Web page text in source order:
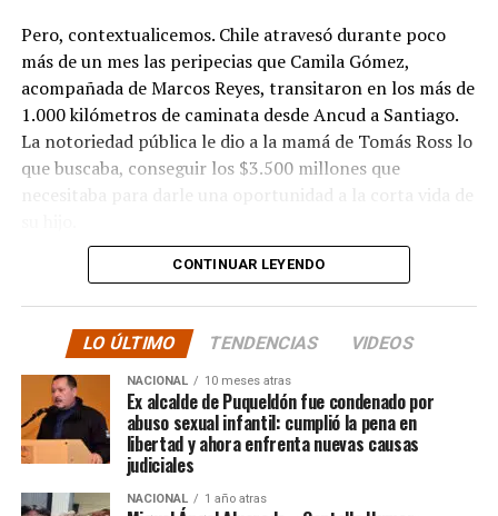
Pero, contextualicemos. Chile atravesó durante poco
más de un mes las peripecias que Camila Gómez,
acompañada de Marcos Reyes, transitaron en los más de
1.000 kilómetros de caminata desde Ancud a Santiago.
La notoriedad pública le dio a la mamá de Tomás Ross lo
que buscaba, conseguir los $3.500 millones que
necesitaba para darle una oportunidad a la corta vida de
La solidaridad y empatía de los chilenos en cada paso
sino que se superó con creces. De hecho, el último
cómputo dado a conocer reveló la suma total de
$3.689.545.200.
Según Camila Gómez, el excedente de casi $200
millones sería destinadopara los costos médicos
asociados al suministro del Elevidys «porque los 3.500
millonessolo incluye el frasco del fármaco y no los
CONTINUAR LEYENDO
LO ÚLTIMO TENDENCIAS VIDEOS
NACIONAL 10 meses atras
Ex alcalde de Puqueldón fue condenado por
abuso sexual infantil: cumplió la pena en
libertad y ahora enfrenta nuevas causas
judiciales
NACIONAL 1 año atras